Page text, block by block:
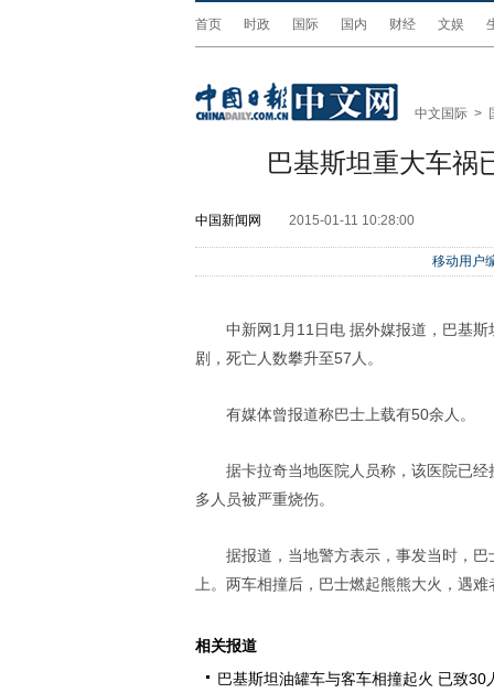
首页 时政 国际 国内 财经 文娱
中文国际 >
巴基斯坦重大车祸
中国新闻网 2015-01-11 10:28:00
移动用户
中新网1月11日电 据外媒报道，巴基
剧，死亡人数攀升至57人。
有媒体曾报道称巴士上载有50余人。
据卡拉奇当地医院人员称，该医院已
多人员被严重烧伤。
据报道，当地警方表示，事发当时，
上。两车相撞后，巴士燃起熊熊大火，遇
相关报道
巴基斯坦油罐车与客车相撞起火 已致30